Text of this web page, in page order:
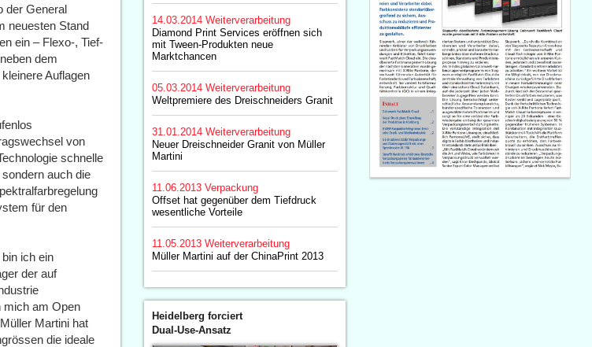
der General
neuesten Stand
ein – Flexo-, Tief-
dem
Auflagen
von
schnelle
auch die
für den
ich ein
der auf
mich am Open
Martini hat
die ideale
14.03.2014 Weiterverarbeitung
Diamond Print Services eröffnen sich
mit Tween-Produkten neue
Marktchancen
05.03.2014 Weiterverarbeitung
Weltpremiere des Dreischneiders Granit
31.01.2014 Weiterverarbeitung
Neuer Dreischneider Granit von Müller
Martini
11.06.2013 Verpackung
Offset hat gegenüber dem Tiefdruck
wesentliche Vorteile
11.05.2013 Weiterverarbeitung
Müller Martini auf der ChinaPrint 2013
Heidelberg forciert
Dual-Use-Ansatz